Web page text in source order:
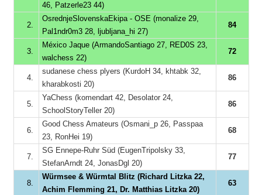
46, Patzerle23 44)
2.
OsrednjeSlovenskaEkipa - OSE (monalize 29,
Pal1ndr0m3 28, ljubljana_hi 27)
84
3.
México Jaque (ArmandoSantiago 27, RED0S 23,
walchess 22)
72
4.
sudanese chess plyers (KurdoH 34, khtabk 32,
kharabkosti 20)
86
5.
YaChess (komendart 42, Desolator 24,
SchoolStoryTeller 20)
86
6.
Good Chess Amateurs (Osmani_p 26, Passpaa
23, RonHei 19)
68
7.
SG Ennepe-Ruhr Süd (EugenTripolsky 33,
StefanArndt 24, JonasDgl 20)
77
8.
Würmsee & Würmtal Blitz (Richard Litzka 22,
Achim Flemming 21, Dr. Matthias Litzka 20)
63